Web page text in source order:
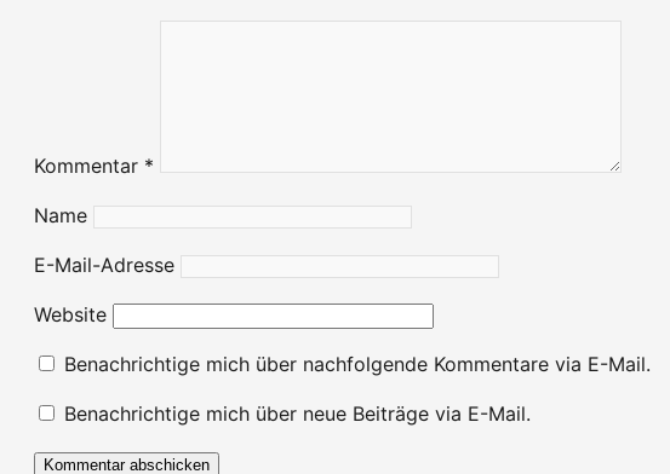
Kommentar *
Name
E-Mail-Adresse
Website
Benachrichtige mich über nachfolgende Kommentare via E-Mail.
Benachrichtige mich über neue Beiträge via E-Mail.